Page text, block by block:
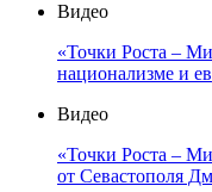
Видео
«Точки Роста –
национализме и
Видео
«Точки Роста –
от Севастополя